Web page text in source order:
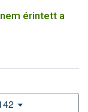
érintett a